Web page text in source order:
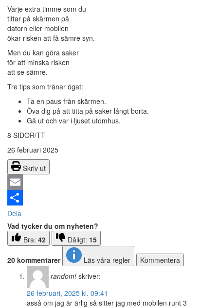
Varje extra timme som du
tittar på skärmen på
datorn eller mobilen
ökar risken att få sämre syn.
Men du kan göra saker
för att minska risken
att se sämre.
Tre tips som tränar ögat:
Ta en paus från skärmen.
Öva dig på att titta på saker långt borta.
Gå ut och var i ljuset utomhus.
8 SIDOR/TT
26 februari 2025
Skriv ut
Email
Dela
Vad tycker du om nyheten?
Bra: 42 Dåligt: 15
20 kommentarer Läs våra regler
Kommentera
random! skriver:
26 februari, 2025 kl. 09:41
asså om jag är ärlig så sitter jag med mobilen runt 3